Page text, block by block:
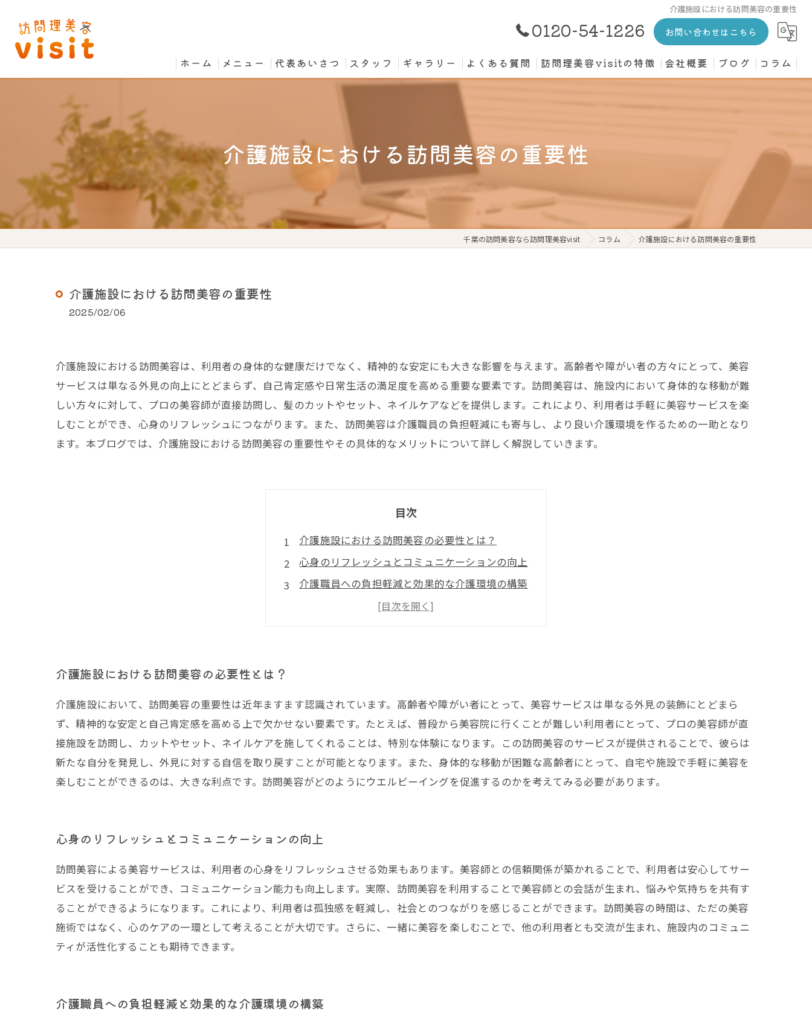
介護施設における訪問美容の重要性
0120-54-1226 お問い合わせはこちら
ホーム メニュー 代表あいさつ スタッフ ギャラリー よくある質問 訪問理美容visitの特徴
高齢者
寝たきり
個人宅
会社概要 ブログ コラム
介護施設における訪問美容の重要性
千葉の訪問美容なら訪問理美容visit コラム 介護施設における訪問美容の重要性
介護施設における訪問美容の重要性
2025/02/06
介護施設における訪問美容は、利用者の身体的な健康だけでなく、精神的な安定にも大きな影響を与えます。高齢者や障がい者の方々にとって、美容
サービスは単なる外見の向上にとどまらず、自己肯定感や日常生活の満足度を高める重要な要素です。訪問美容は、施設内において身体的な移動が難
しい方々に対して、プロの美容師が直接訪問し、髪のカットやセット、ネイルケアなどを提供します。これにより、利用者は手軽に美容サービスを楽
しむことができ、心身のリフレッシュにつながります。また、訪問美容は介護職員の負担軽減にも寄与し、より良い介護環境を作るための一助となり
ます。本ブログでは、介護施設における訪問美容の重要性やその具体的なメリットについて詳しく解説していきます。
目次
介護施設における訪問美容の必要性とは？
心身のリフレッシュとコミュニケーションの向上
介護職員への負担軽減と効果的な介護環境の構築
実際の導入事例と利用者の声
介護施設における訪問美容の必要性とは？
介護施設において、訪問美容の重要性は近年ますます認識されています。高齢者や障がい者にとって、美容サービスは単なる外見の装飾にとどまら
ず、精神的な安定と自己肯定感を高める上で欠かせない要素です。たとえば、普段から美容院に行くことが難しい利用者にとって、プロの美容師が直
接施設を訪問し、カットやセット、ネイルケアを施してくれることは、特別な体験になります。この訪問美容のサービスが提供されることで、彼らは
新たな自分を発見し、外見に対する自信を取り戻すことが可能となります。また、身体的な移動が困難な高齢者にとって、自宅や施設で手軽に美容を
楽しむことができるのは、大きな利点です。訪問美容がどのようにウエルビーイングを促進するのかを考えてみる必要があります。
心身のリフレッシュとコミュニケーションの向上
訪問美容による美容サービスは、利用者の心身をリフレッシュさせる効果もあります。美容師との信頼関係が築かれることで、利用者は安心してサー
ビスを受けることができ、コミュニケーション能力も向上します。実際、訪問美容を利用することで美容師との会話が生まれ、悩みや気持ちを共有す
ることができるようになります。これにより、利用者は孤独感を軽減し、社会とのつながりを感じることができます。訪問美容の時間は、ただの美容
施術ではなく、心のケアの一環として考えることが大切です。さらに、一緒に美容を楽しむことで、他の利用者とも交流が生まれ、施設内のコミュニ
ティが活性化することも期待できます。
介護職員への負担軽減と効果的な介護環境の構築